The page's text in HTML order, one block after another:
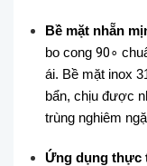
Bề mặt nhẵn
bo cong90∘
ái. Bề mặt inox
bẩn, chịu được
trùng nghiêm
Ứng dụng thực